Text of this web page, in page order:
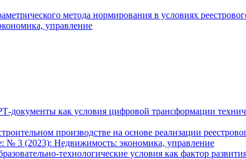
метода нормирования в условиях
управление
как условия цифровой трансформации
производстве на основе реализации
№ 3 (2023): Недвижимость: экономика, управление
технологические условия как фактор